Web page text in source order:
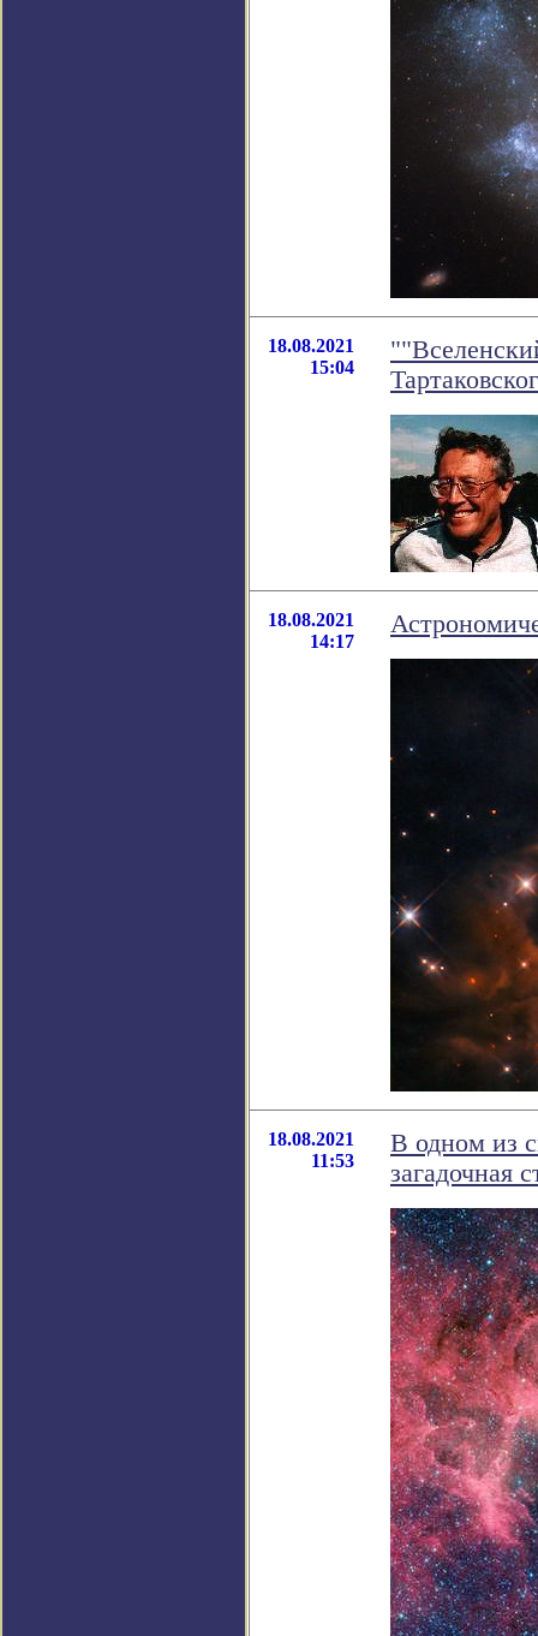
18.08.2021
15:04
18.08.2021
14:17
18.08.2021
11:53
В одном из
загадочная